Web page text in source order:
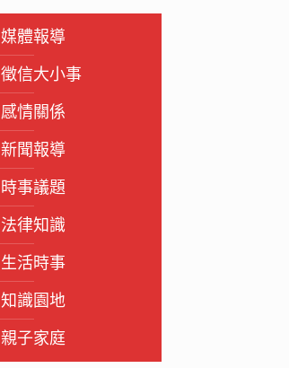
媒體報導
徵信大小事
感情關係
新聞報導
時事議題
法律知識
生活時事
知識園地
親子家庭